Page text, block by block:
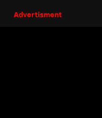
Advertisment